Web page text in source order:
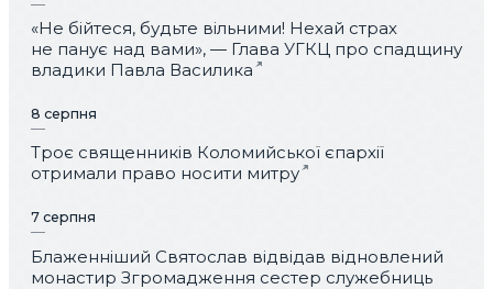
«Не бійтеся, будьте вільними! Нехай страх
не панує над вами», — Глава УГКЦ про спадщину
владики Павла Василика
8 серпня
Троє священників Коломийської єпархії
отримали право носити митру
7 серпня
Блаженніший Святослав відвідав відновлений
монастир Згромадження сестер служебниць